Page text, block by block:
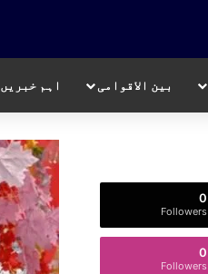
بین الاقوامی اہم خبریں
0
Followers
0
Followers